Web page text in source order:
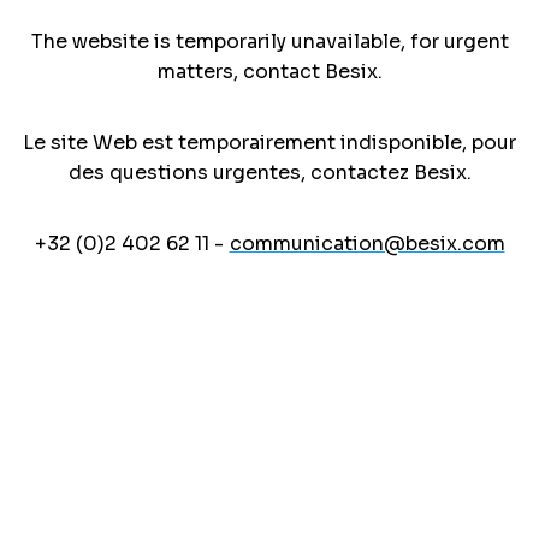
The website is temporarily unavailable, for urgent
matters, contact Besix.
Le site Web est temporairement indisponible, pour
des questions urgentes, contactez Besix.
+32 (0)2 402 62 11 - communication@besix.com